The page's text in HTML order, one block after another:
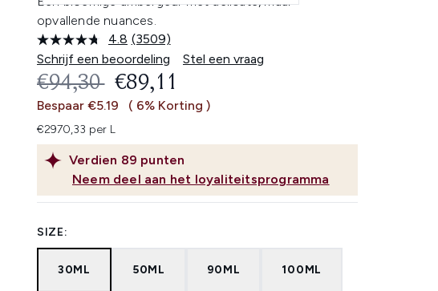
opvallende nuances.
4.8 Lees
3509
beoordelingen.
Dezelfde
paginalink.
(3509)
Schrijf een beoordeling
Stel een vraag
Verdien 89 punten
Neem deel aan het loyaliteitsprogramma
RECOMMENDED RETAIL PRICE:
€94,30 HUIDIGE PRIJS:
€89,11
Bespaar €5.19 ( 6% Korting )
€2970,33 per L
SIZE:
30ML 50ML 90ML 100ML